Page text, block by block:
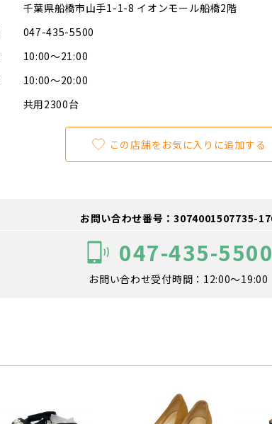
千葉県船橋市山手1-1-8 イオンモール船橋2階
047-435-5500
10:00～21:00
10:00～20:00
共用2300台
この店舗をお気に入りに追加する
お問い合わせ番号：3074001507735-
047-435-5500
お問い合わせ受付時間：12:00～19:00